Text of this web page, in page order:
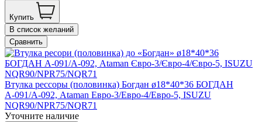
Купить
В список желаний
Сравнить
Втулка рессоры (половинка) Богдан ø18*40*36 БОГДАН
А-091/А-092, Ataman Евро-3/Евро-4/Евро-5, ISUZU
NQR90/NPR75/NQR71
Уточните наличие